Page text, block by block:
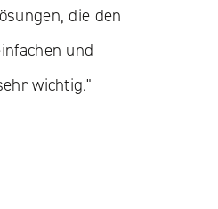
die den
und
wichtig."